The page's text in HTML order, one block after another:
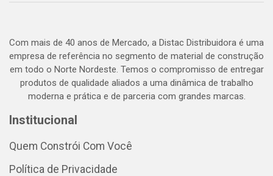
Com mais de 40 anos de Mercado, a Distac Distribuidora é uma
empresa de referência no segmento de material de construção
em todo o Norte Nordeste. Temos o compromisso de entregar
produtos de qualidade aliados a uma dinâmica de trabalho
moderna e prática e de parceria com grandes marcas.
Institucional
Quem Constrói Com Você
Política de Privacidade